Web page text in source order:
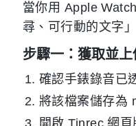
當你用 Apple
尋、可行動的文字
步驟一：獲取並
確認手錶錄音已
將該檔案儲存為
開啟 Tinrec 網